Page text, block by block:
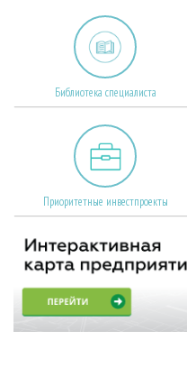
Библиотека специалиста
Приоритетные инвестпроекты